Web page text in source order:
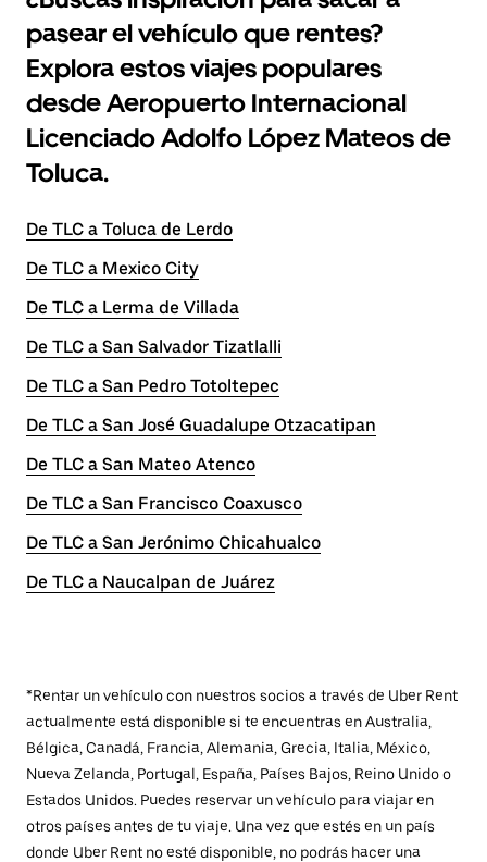
pasear el vehículo que rentes?
Explora estos viajes populares
desde Aeropuerto Internacional
Licenciado Adolfo López Mateos de
Toluca.
De TLC a Toluca de Lerdo
De TLC a Mexico City
De TLC a Lerma de Villada
De TLC a San Salvador Tizatlalli
De TLC a San Pedro Totoltepec
De TLC a San José Guadalupe Otzacatipan
De TLC a San Mateo Atenco
De TLC a San Francisco Coaxusco
De TLC a San Jerónimo Chicahualco
De TLC a Naucalpan de Juárez
*Rentar un vehículo con nuestros socios a través de Uber Rent
actualmente está disponible si te encuentras en Australia,
Bélgica, Canadá, Francia, Alemania, Grecia, Italia, México,
Nueva Zelanda, Portugal, España, Países Bajos, Reino Unido o
Estados Unidos. Puedes reservar un vehículo para viajar en
otros países antes de tu viaje. Una vez que estés en un país
donde Uber Rent no esté disponible, no podrás hacer una